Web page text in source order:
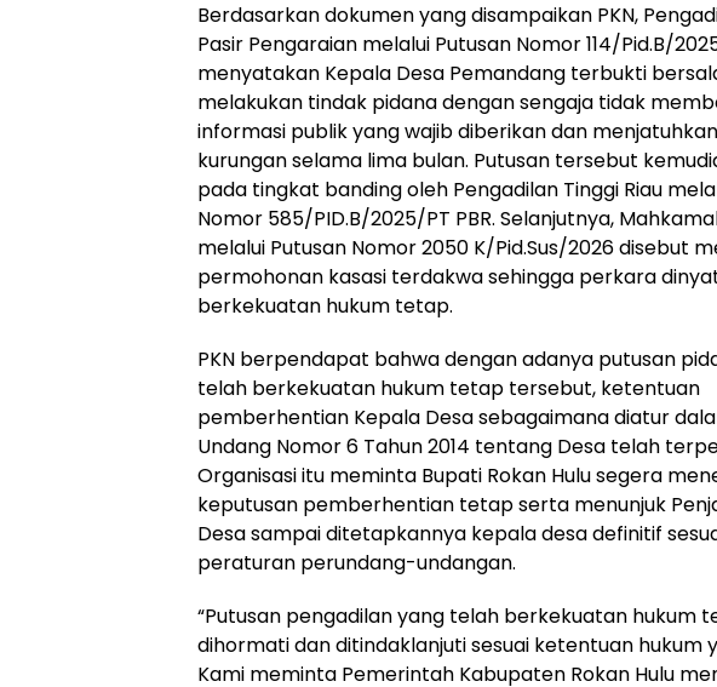
Berdasarkan dokumen yang disampaikan PKN,
Pasir Pengaraian melalui Putusan Nomor 114/Pid.B/
menyatakan Kepala Desa Pemandang terbukti
melakukan tindak pidana dengan sengaja tidak
informasi publik yang wajib diberikan dan
kurungan selama lima bulan. Putusan tersebut
pada tingkat banding oleh Pengadilan Tinggi Riau
Nomor 585/PID.B/2025/PT PBR. Selanjutnya,
melalui Putusan Nomor 2050 K/Pid.Sus/2026 disebut
permohonan kasasi terdakwa sehingga perkara
berkekuatan hukum tetap.
PKN berpendapat bahwa dengan adanya putusan
telah berkekuatan hukum tetap tersebut, ketentuan
pemberhentian Kepala Desa sebagaimana diatur
Undang Nomor 6 Tahun 2014 tentang Desa telah
Organisasi itu meminta Bupati Rokan Hulu segera
keputusan pemberhentian tetap serta menunjuk
Desa sampai ditetapkannya kepala desa definitif
peraturan perundang-undangan.
“Putusan pengadilan yang telah berkekuatan hukum
dihormati dan ditindaklanjuti sesuai ketentuan hukum
Kami meminta Pemerintah Kabupaten Rokan Hulu